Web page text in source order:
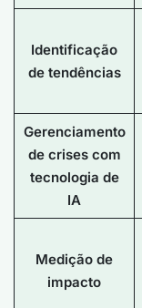
Identificação
de tendências
Gerenciamento
de crises com
tecnologia de
IA
Medição de
impacto